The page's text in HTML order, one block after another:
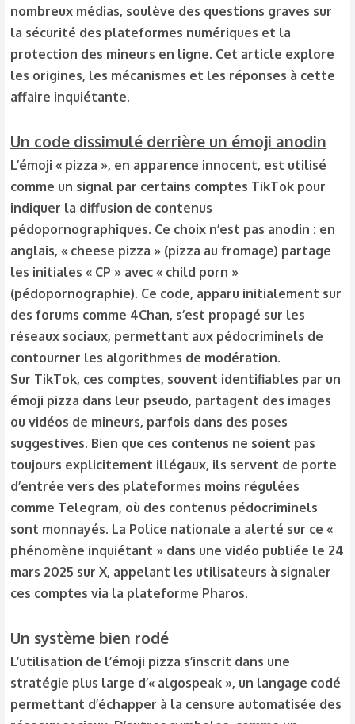
nombreux médias, soulève des questions graves sur
la sécurité des plateformes numériques et la
protection des mineurs en ligne. Cet article explore
les origines, les mécanismes et les réponses à cette
affaire inquiétante.
Un code dissimulé derrière un émoji anodin
L’émoji « pizza », en apparence innocent, est utilisé
comme un signal par certains comptes TikTok pour
indiquer la diffusion de contenus
pédopornographiques. Ce choix n’est pas anodin : en
anglais, « cheese pizza » (pizza au fromage) partage
les initiales « CP » avec « child porn »
(pédopornographie). Ce code, apparu initialement sur
des forums comme 4Chan, s’est propagé sur les
réseaux sociaux, permettant aux pédocriminels de
contourner les algorithmes de modération.
Sur TikTok, ces comptes, souvent identifiables par un
émoji pizza dans leur pseudo, partagent des images
ou vidéos de mineurs, parfois dans des poses
suggestives. Bien que ces contenus ne soient pas
toujours explicitement illégaux, ils servent de porte
d’entrée vers des plateformes moins régulées
comme Telegram, où des contenus pédocriminels
sont monnayés. La Police nationale a alerté sur ce «
phénomène inquiétant » dans une vidéo publiée le 24
mars 2025 sur X, appelant les utilisateurs à signaler
ces comptes via la plateforme Pharos.
Un système bien rodé
L’utilisation de l’émoji pizza s’inscrit dans une
stratégie plus large d’« algospeak », un langage codé
permettant d’échapper à la censure automatisée des